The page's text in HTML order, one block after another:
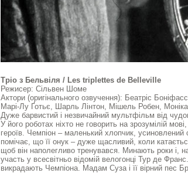
Тріо з Бельвіля / Les triplettes de Belleville
Режисер: Сільвен Шоме
Актори (оригінального озвучення): Беатріс
Марі-Лу Ґотьє, Шарль Лінтон, Мішель Робен, Моніка
Дуже барвистий і незвичайний мультфільм від
У його роботах ніхто не говорить на зрозумілій
героїв. Чемпіон – маленький хлопчик,
помічає, що її онук – дуже щасливий, коли
щоб він наполегливо тренувався. Минають роки і,
участь у всесвітньо відомій велогонці Тур де
викрадають Чемпіона. Мадам Суза і її вірний пес